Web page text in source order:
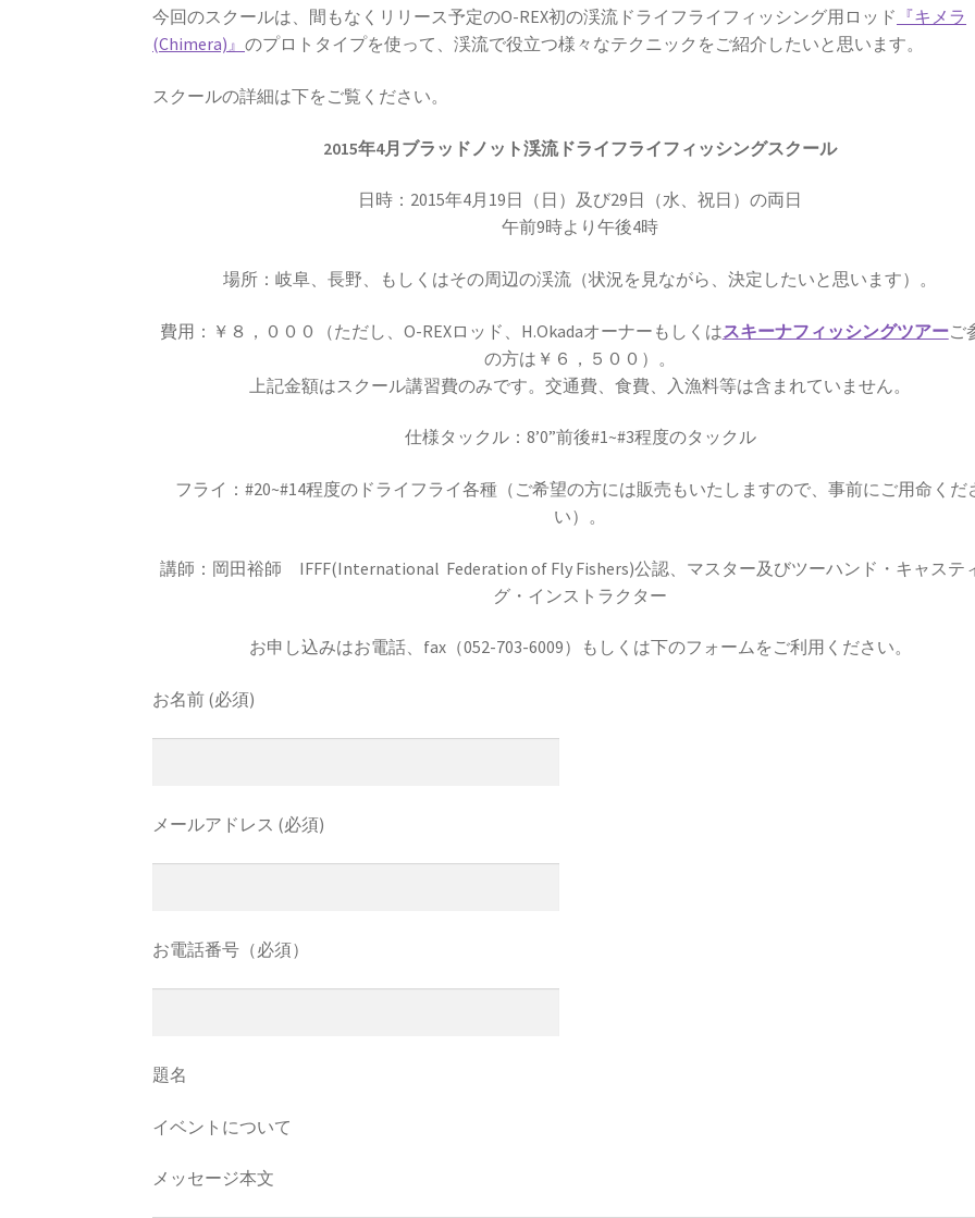
今回のスクールは、間もなくリリース予定のO-REX初の渓流ドライフライフィッシング用ロッド 『キメラ
(Chimera)』のプロトタイプを使って、渓流で役立つ様々なテクニックをご紹介したいと思います。
スクールの詳細は下をご覧ください。
2015年4月ブラッドノット渓流ドライフライフィッシングスクール
日時：2015年4月19日（日）及び29日（水、祝日）の両日
午前9時より午後4時
場所：岐阜、長野、もしくはその周辺の渓流（状況を見ながら、決定したいと思います）。
費用：￥８，０００（ただし、O-REXロッド、H.Okadaオーナーもしくはスキーナフィッシングツアーご
の方は￥６，５００）。
上記金額はスクール講習費のみです。交通費、食費、入漁料等は含まれていません。
仕様タックル：8’0”前後#1~#3程度のタックル
フライ：#20~#14程度のドライフライ各種（ご希望の方には販売もいたしますので、事前にご用命くだ
い）。
講師：岡田裕師 IFFF(International Federation of Fly Fishers)公認、マスター及びツーハンド・キャステ
グ・インストラクター
お申し込みはお電話、fax（052-703-6009）もしくは下のフォームをご利用ください。
お名前 (必須)
メールアドレス (必須)
お電話番号（必須）
題名
イベントについて
メッセージ本文